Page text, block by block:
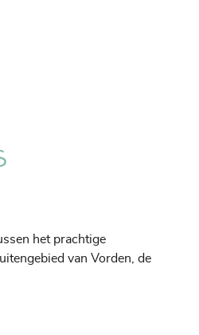
het prachtige
van Vorden, de